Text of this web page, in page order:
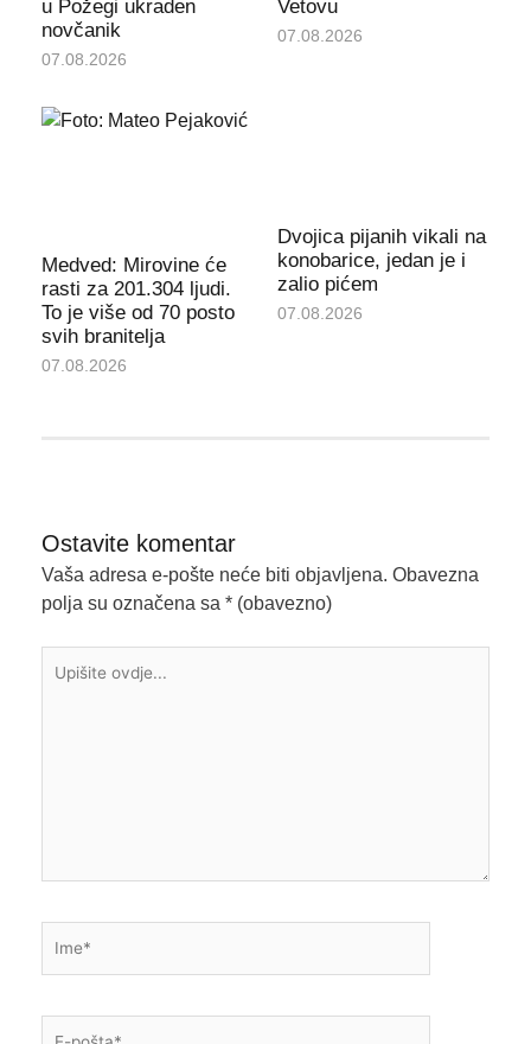
u Požegi ukraden
novčanik
07.08.2026
Vetovu
07.08.2026
Medved: Mirovine će
rasti za 201.304 ljudi.
To je više od 70 posto
svih branitelja
07.08.2026
Dvojica pijanih vikali na
konobarice, jedan je i
zalio pićem
07.08.2026
Ostavite komentar
Vaša adresa e-pošte neće biti objavljena. Obavezna
polja su označena sa * (obavezno)
ovdje...